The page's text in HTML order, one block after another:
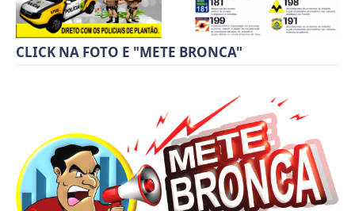
CLICK NA FOTO E "METE BRONCA"